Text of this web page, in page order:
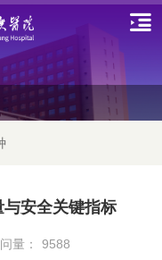
安全关键指标
量： 9588